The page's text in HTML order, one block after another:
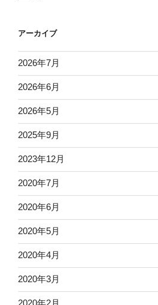
アーカイブ
2026年7月
2026年6月
2026年5月
2025年9月
2023年12月
2020年7月
2020年6月
2020年5月
2020年4月
2020年3月